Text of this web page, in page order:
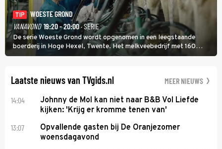
TIP
WOESTE GROND
VANAVOND 19:20 - 20:00· SERIE
De serie Woeste Grond wordt opgenomen in een leegstaande
boerderij in Hoge Hexel, Twente. Het melkveebedrijf met 160
koeien moest sluiten, omdat het dicht bij een Natura 2000-gebied
Laatste nieuws van TVgids.nl MEER NIEUWS
14:04
Johnny de Mol kan niet naar B&B Vol Liefde
kijken: 'Krijg er kromme tenen van'
13:07
Opvallende gasten bij De Oranjezomer
woensdagavond